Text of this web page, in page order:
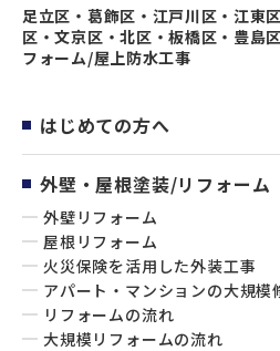
足立区・葛飾区・江戸川区・江東
区・文京区・北区・板橋区・豊島
フォーム/屋上防水工事
はじめての方へ
外壁・屋根塗装/リフォーム
外壁リフォーム
屋根リフォーム
火災保険を活用した外装工事
アパート・マンションの大規模
リフォームの流れ
大規模リフォームの流れ